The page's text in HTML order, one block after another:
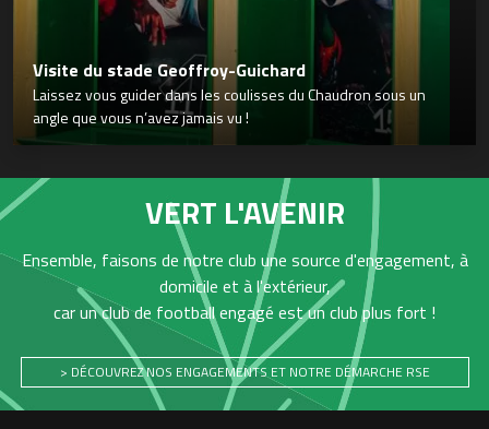
Visite du stade Geoffroy-Guichard
Laissez vous guider dans les coulisses du Chaudron sous un
angle que vous n’avez jamais vu !
VERT L'AVENIR
Ensemble, faisons de notre club une source d'engagement, à
domicile et à l'extérieur,
car un club de football engagé est un club plus fort !
> DÉCOUVREZ NOS ENGAGEMENTS ET NOTRE DÉMARCHE RSE